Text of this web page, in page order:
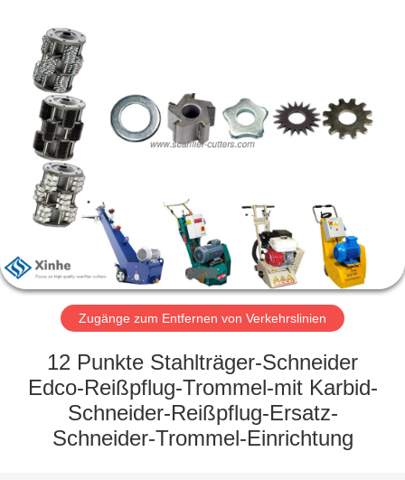
ZU
HAUSE
PRODUKTE
ÜBER
WERKSBESICHTIGUNG
QUALITÄTSKONTROLLE
Reserved.
Zugänge zum Entfernen von Verkehrslinien
12 Punkte Stahlträger-Schneider
Edco-Reißpflug-Trommel-mit Karbid-
Schneider-Reißpflug-Ersatz-
Schneider-Trommel-Einrichtung